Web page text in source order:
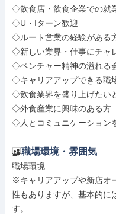
◇飲食店・飲食企業での就
◇U・Iターン歓迎
◇ルート営業の経験がある
◇新しい業界・仕事にチャ
◇ベンチャー精神の溢れる
◇キャリアアップできる職
◇飲食業界を盛り上げたい
◇外食産業に興味のある方
◇人とコミュニケーション
職場環境・雰囲気
職場環境
※キャリアアップや新店オ
性もありますが、基本的に
す。